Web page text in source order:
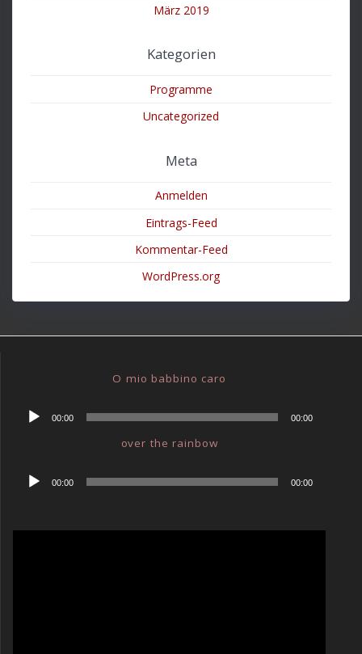
März 2019
Kategorien
Programme
Uncategorized
Meta
Anmelden
Eintrags-Feed
Kommentar-Feed
WordPress.org
O mio babbino caro
Player
00:00 00:00
over the rainbow
Player
00:00 00:00